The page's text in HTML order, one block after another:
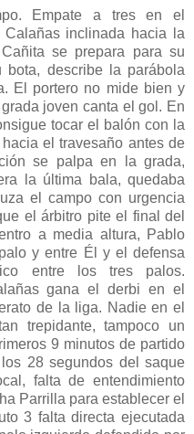
Empate a tres en el
inclinada hacia la
se prepara para su
describe la parábola
El portero no mide bien y
joven canta el gol. En
tocar el balón con la
el travesaño antes de
se palpa en la grada,
la última bala, quedaba
el campo con urgencia
el árbitro pite el final del
a media altura, Pablo
y entre Él y el defensa
entre los tres palos.
gana el derbi en el
de la liga. Nadie en el
trepidante, tampoco un
9 minutos de partido
28 segundos del saque
falta de entendimiento
Parrilla para establecer el
3 falta directa ejecutada